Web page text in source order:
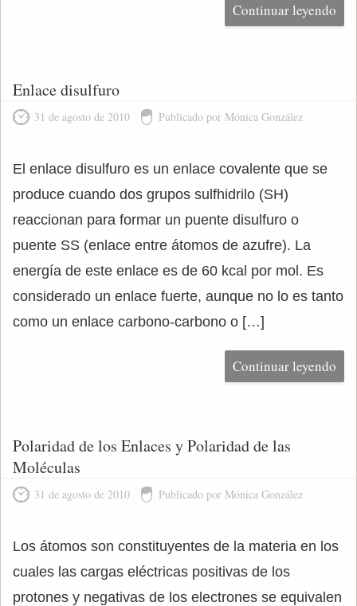
Continuar leyendo
Enlace disulfuro
31 de agosto de 2010 Publicado por Mónica González
El enlace disulfuro es un enlace covalente que se
produce cuando dos grupos sulfhidrilo (SH)
reaccionan para formar un puente disulfuro o
puente SS (enlace entre átomos de azufre). La
energía de este enlace es de 60 kcal por mol. Es
considerado un enlace fuerte, aunque no lo es tanto
como un enlace carbono-carbono o […]
Continuar leyendo
Polaridad de los Enlaces y Polaridad de las
Moléculas
31 de agosto de 2010 Publicado por Mónica González
Los átomos son constituyentes de la materia en los
cuales las cargas eléctricas positivas de los
protones y negativas de los electrones se equivalen